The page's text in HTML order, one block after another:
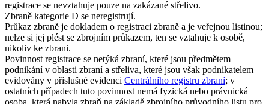
registrace se nevztahuje pouze na zakázané střelivo.
Zbraně kategorie D se neregistrují.
Průkaz zbraně je dokladem o registraci zbraně a je veřejnou listinou;
nelze si jej plést se zbrojním průkazem, ten se vztahuje k osobě,
nikoliv ke zbrani.
Povinnost registrace se netýká zbraní, které jsou předmětem
podnikání v oblasti zbraní a střeliva, které jsou však podnikatelem
evidovány v příslušné evidenci Centrálního registru zbraní; v
ostatních případech tuto povinnost nemá fyzická nebo právnická
osoba, která nabyla zbraň na základě zbrojního průvodního listu pro